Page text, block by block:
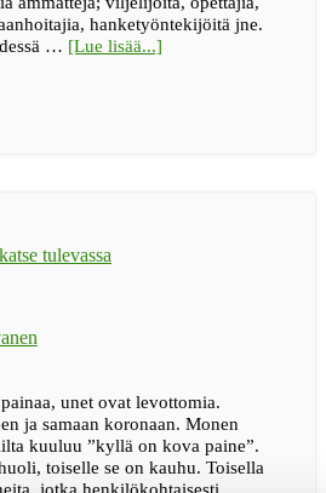
hanketyöntekijöitä jne.
… [Lue lisää...]
tulevassa
unet ovat levottomia.
ja samaan koronaan. Monen
kuuluu ”kyllä on kova paine”.
toiselle se on kauhu. Toisella